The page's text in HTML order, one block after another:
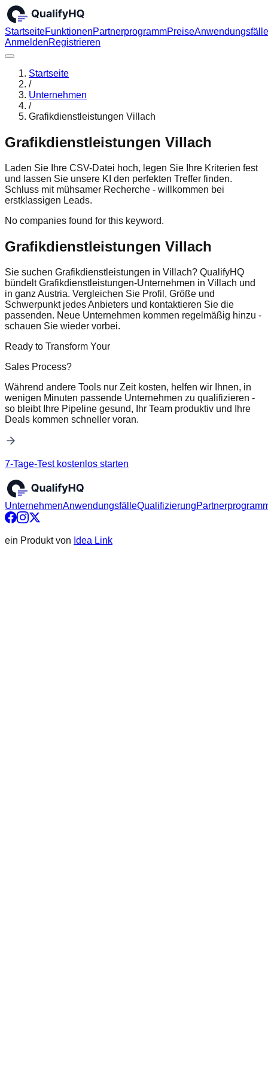
StartseiteFunktionenPartnerprogrammPreiseAnwendungsfälle
AnmeldenRegistrieren
Startseite
/
Unternehmen
/
Grafikdienstleistungen Villach
Grafikdienstleistungen Villach
Laden Sie Ihre CSV-Datei hoch, legen Sie Ihre Kriterien fest
und lassen Sie unsere KI den perfekten Treffer finden.
Schluss mit mühsamer Recherche - willkommen bei
erstklassigen Leads.
No companies found for this keyword.
Grafikdienstleistungen Villach
Sie suchen Grafikdienstleistungen in Villach? QualifyHQ
bündelt Grafikdienstleistungen-Unternehmen in Villach und
in ganz Austria. Vergleichen Sie Profil, Größe und
Schwerpunkt jedes Anbieters und kontaktieren Sie die
passenden. Neue Unternehmen kommen regelmäßig hinzu -
schauen Sie wieder vorbei.
Ready to Transform Your
Sales Process?
Während andere Tools nur Zeit kosten, helfen wir Ihnen, in
wenigen Minuten passende Unternehmen zu qualifizieren -
so bleibt Ihre Pipeline gesund, Ihr Team produktiv und Ihre
Deals kommen schneller voran.
7-Tage-Test kostenlos starten
UnternehmenAnwendungsfälleQualifizierung
ein Produkt von Idea Link